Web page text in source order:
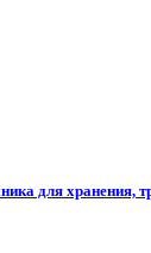
для хранения,